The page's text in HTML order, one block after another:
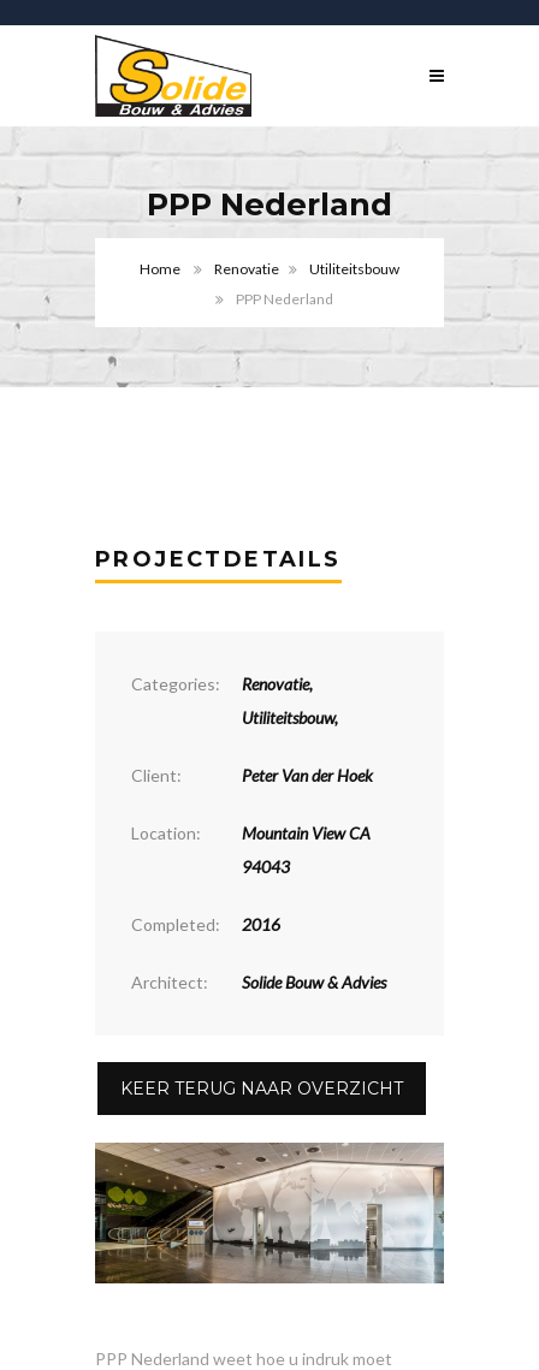
PPP Nederland
Home Renovatie
Utiliteitsbouw
PPP Nederland
PROJECTDETAILS
Categories: Renovatie,
Utiliteitsbouw,
Client: Peter Van der Hoek
Location:
Mountain View CA
94043
Completed: 2016
Architect: Solide Bouw & Advies
KEER TERUG NAAR OVERZICHT
PPP Nederland weet hoe u indruk moet